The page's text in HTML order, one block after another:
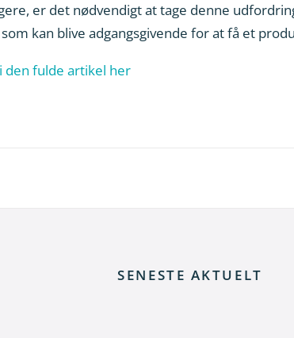
er det nødvendigt at tage denne
kan blive adgangsgivende for at få et
fulde artikel her
SENESTE AKTUELT